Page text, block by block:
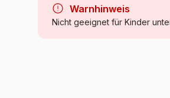
Kategorie
Alter
Warnhinweis
Nicht geeignet für Kinder